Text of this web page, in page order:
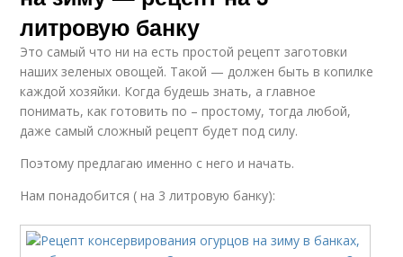
литровую банку
Это самый что ни на есть простой рецепт заготовки
наших зеленых овощей. Такой — должен быть в копилке
каждой хозяйки. Когда будешь знать, а главное
понимать, как готовить по – простому, тогда любой,
даже самый сложный рецепт будет под силу.
Поэтому предлагаю именно с него и начать.
Нам понадобится ( на 3 литровую банку):